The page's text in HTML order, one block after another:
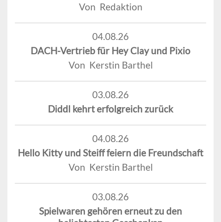
Von Redaktion
04.08.26
DACH-Vertrieb für Hey Clay und Pixio
Von Kerstin Barthel
03.08.26
Diddl kehrt erfolgreich zurück
04.08.26
Hello Kitty und Steiff feiern die Freundschaft
Von Kerstin Barthel
03.08.26
Spielwaren gehören erneut zu den